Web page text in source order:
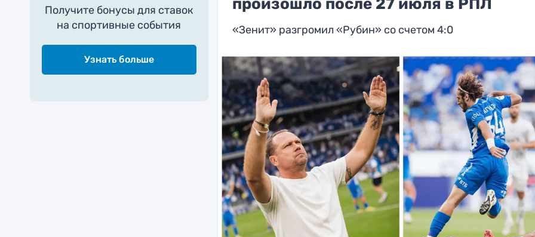
Получите бонусы для ставок
на спортивные события
Узнать больше
произошло после 27 июля в РПЛ
«Зенит» разгромил «Рубин» со счетом 4:0